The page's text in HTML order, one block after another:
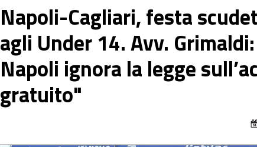
Napoli-Cagliari, festa
agli Under 14. Avv. Grimaldi:
Napoli ignora la legge
gratuito"